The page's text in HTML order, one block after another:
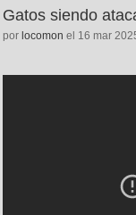
Gatos siendo
por locomon el 16 mar